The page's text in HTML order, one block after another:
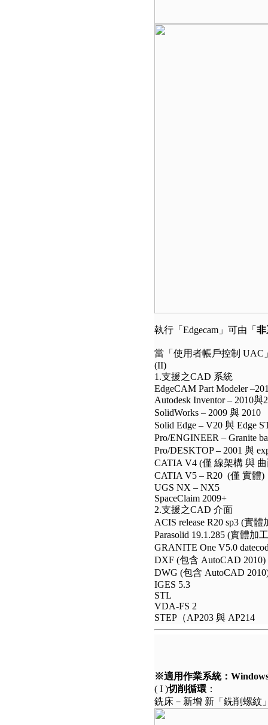
執行「Edgecam」可由「 非
當「使用者帳戶控制 UAC
(II)
1.支援之CAD 系統
EdgeCAM Part Modeler
Autodesk Inventor – 2010與
SolidWorks – 2009 與 2010
Solid Edge – V20 與 Edge
Pro/ENGINEER – Granite
Pro/DESKTOP – 2001 與
CATIA V4 (僅 線架構 與
CATIA V5 – R20 (僅 實體)
UGS NX – NX5
SpaceClaim 2009+
2.支援之CAD 介面
ACIS release R20 sp3 (實體
Parasolid 19.1.285 (實體加
GRANITE One V5.0
DXF (包含 AutoCAD 2010)
DWG (包含 AutoCAD
IGES 5.3
STL
VDA-FS 2
STEP（AP203 與 AP214
※適用作業系統：
( I )切削循環 ：
銑床－新增 新「銑削螺紋